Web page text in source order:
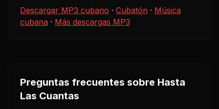
Descargar MP3 cubano · Cubatón · Música
cubana · Más descargas MP3
Preguntas frecuentes sobre Hasta
Las Cuantas